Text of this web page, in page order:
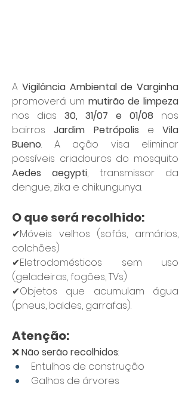
A Vigilância Ambiental de Varginha
promoverá um mutirão de limpeza
nos dias 30, 31/07 e 01/08 nos
bairros Jardim Petrópolis e Vila
Bueno. A ação visa eliminar
Aedes aegypti, transmissor da
dengue, zika e chikungunya.
O que será recolhido:
✔Móveis velhos (sofás, armários,
colchões)
✔Eletrodomésticos sem uso
(geladeiras, fogões, TVs)
✔Objetos que acumulam água
(pneus, baldes, garrafas).
Atenção:
❌ Não serão recolhidos:
Entulhos de construção
Galhos de árvores